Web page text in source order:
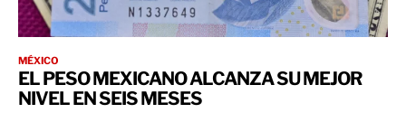
MÉXICO
EL PESO MEXICANO ALCANZA SU MEJOR
NIVEL EN SEIS MESES